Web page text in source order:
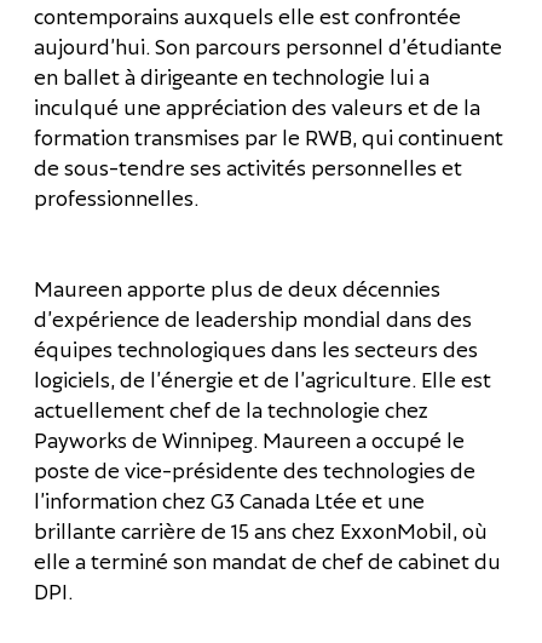
contemporains auxquels elle est confrontée
aujourd’hui. Son parcours personnel d’étudiante
en ballet à dirigeante en technologie lui a
inculqué une appréciation des valeurs et de la
formation transmises par le RWB, qui continuent
de sous-tendre ses activités personnelles et
professionnelles.
Maureen apporte plus de deux décennies
d’expérience de leadership mondial dans des
équipes technologiques dans les secteurs des
logiciels, de l’énergie et de l’agriculture. Elle est
actuellement chef de la technologie chez
Payworks de Winnipeg. Maureen a occupé le
poste de vice-présidente des technologies de
l’information chez G3 Canada Ltée et une
brillante carrière de 15 ans chez ExxonMobil, où
elle a terminé son mandat de chef de cabinet du
DPI.